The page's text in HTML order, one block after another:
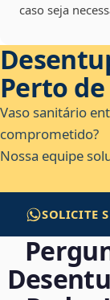
caso seja
Perto
Vaso sanitário
comprometido?
Nossa equipe
SOLICITE